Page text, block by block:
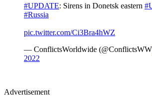
#UPDATE: Sirens in Donetsk eastern
#Russia
pic.twitter.com/Ci3Bra4hWZ
— ConflictsWorldwide
2022
Advertisement